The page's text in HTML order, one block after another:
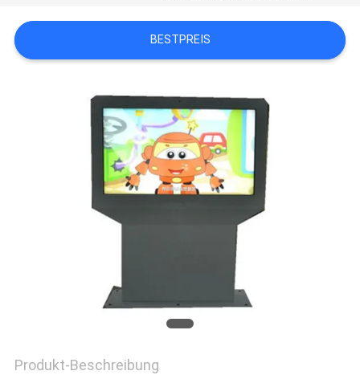
SIE
EIN
NACHRICHTEN
BESTPREIS
Produkt-Beschreibung